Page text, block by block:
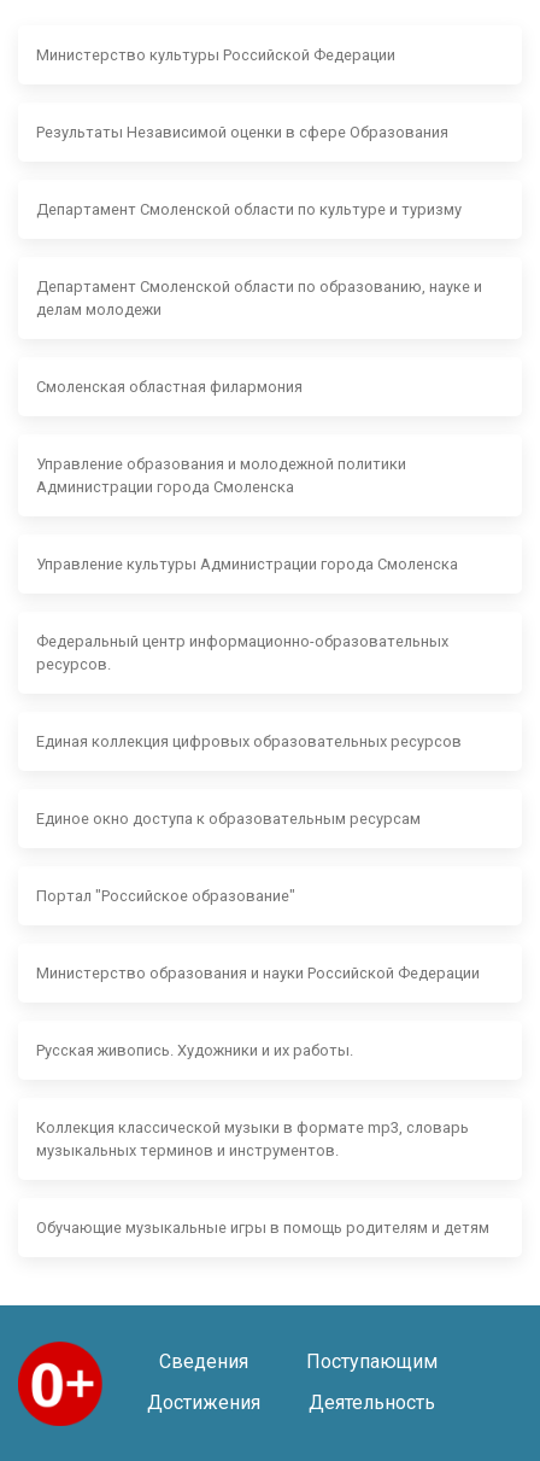
Министерство культуры Российской Федерации
Результаты Независимой оценки в сфере Образования
Департамент Смоленской области по культуре и туризму
Департамент Смоленской области по образованию, науке и
делам молодежи
Смоленская областная филармония
Управление образования и молодежной политики
Администрации города Смоленска
Управление культуры Администрации города Смоленска
Федеральный центр информационно-образовательных
ресурсов.
Единая коллекция цифровых образовательных ресурсов
Единое окно доступа к образовательным ресурсам
Портал "Российское образование"
Министерство образования и науки Российской Федерации
Русская живопись. Художники и их работы.
Коллекция классической музыки в формате mp3, словарь
музыкальных терминов и инструментов.
Обучающие музыкальные игры в помощь родителям и детям
Сведения
Поступающим
Достижения
Деятельность